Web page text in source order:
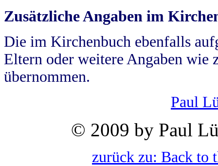
Zusätzliche Angaben im
Die im Kirchenbuch ebenfalls
Eltern oder weitere Angaben wie
übernommen.
Paul
© 2009 by Paul
zurück zu: Back to